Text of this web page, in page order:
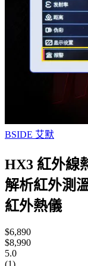
BSIDE 艾默
HX3 紅外線
解析紅外測
紅外熱儀
$6,890
$8,990
5.0
(1)